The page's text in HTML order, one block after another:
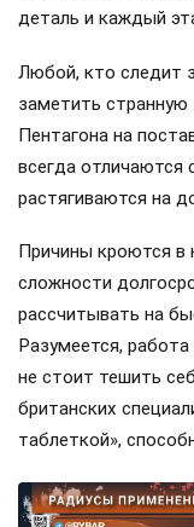
деталь и каждый
Любой, кто следит
заметить
Пентагона на
всегда
растягиваются на
Причины кроются в
сложности
рассчитывать на
Разумеется,
не стоит тешить
британских
таблеткой»,